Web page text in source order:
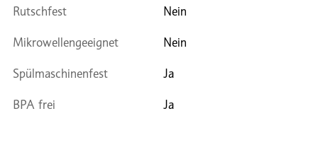
Rutschfest Nein
Mikrowellengeeignet Nein
Spülmaschinenfest Ja
BPA frei Ja